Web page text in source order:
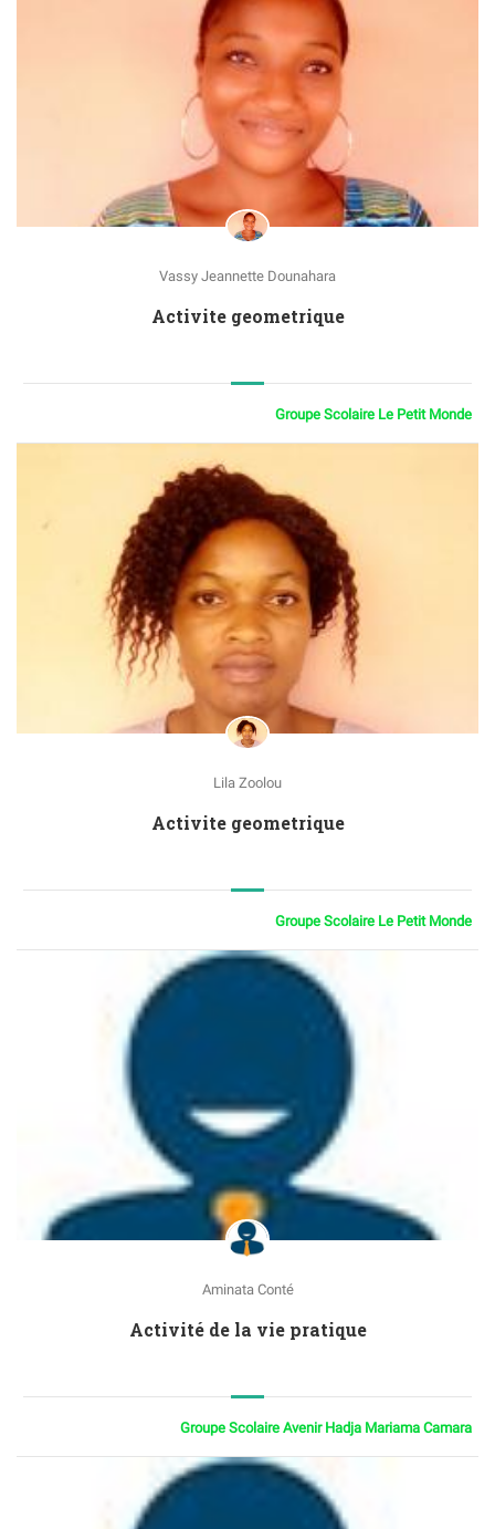
Vassy Jeannette Dounahara
Activite geometrique
Groupe Scolaire Le Petit Monde
Lila Zoolou
Activite geometrique
Groupe Scolaire Le Petit Monde
Aminata Conté
Activité de la vie pratique
Groupe Scolaire Avenir Hadja Mariama Camara